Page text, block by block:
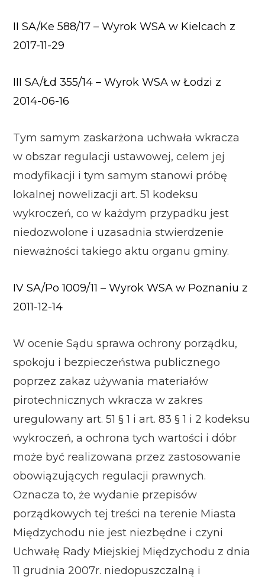
II SA/Ke 588/17 – Wyrok WSA w Kielcach z
2017-11-29
III SA/Łd 355/14 – Wyrok WSA w Łodzi z
2014-06-16
Tym samym zaskarżona uchwała wkracza
w obszar regulacji ustawowej, celem jej
modyfikacji i tym samym stanowi próbę
lokalnej nowelizacji art. 51 kodeksu
wykroczeń, co w każdym przypadku jest
niedozwolone i uzasadnia stwierdzenie
nieważności takiego aktu organu gminy.
IV SA/Po 1009/11 – Wyrok WSA w Poznaniu z
2011-12-14
W ocenie Sądu sprawa ochrony porządku,
spokoju i bezpieczeństwa publicznego
poprzez zakaz używania materiałów
pirotechnicznych wkracza w zakres
uregulowany art. 51 § 1 i art. 83 § 1 i 2 kodeksu
wykroczeń, a ochrona tych wartości i dóbr
może być realizowana przez zastosowanie
obowiązujących regulacji prawnych.
Oznacza to, że wydanie przepisów
porządkowych tej treści na terenie Miasta
Międzychodu nie jest niezbędne i czyni
Uchwałę Rady Miejskiej Międzychodu z dnia
11 grudnia 2007r. niedopuszczalną i